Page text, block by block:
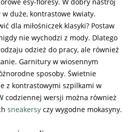
duże, kontrastowe kwiaty.
dla miłośniczek klasyki? Postaw
nie wychodzi z mody. Dlatego
odzież do pracy, ale również
Garnitury w wiosennym
sposoby. Świetnie
z kontrastowymi szpilkami w
codziennej wersji można również
sneakersy czy wygodne mokasyny.